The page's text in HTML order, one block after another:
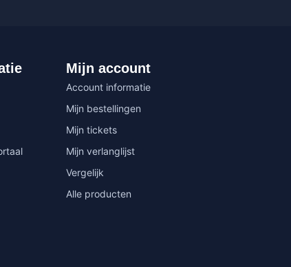
Mijn account
Account informatie
Mijn bestellingen
Mijn tickets
Mijn verlanglijst
Vergelijk
Alle producten